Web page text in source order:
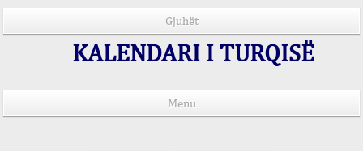
Gjuhët
KALENDARI I TURQISË
Menu